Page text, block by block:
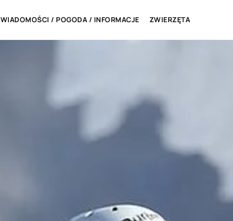
WIADOMOŚCI / POGODA / INFORMACJE ZWIERZĘTA